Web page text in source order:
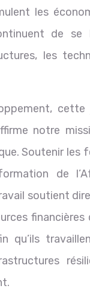
les
de
les
notre
Soutenir les
de
soutient
qu’ils